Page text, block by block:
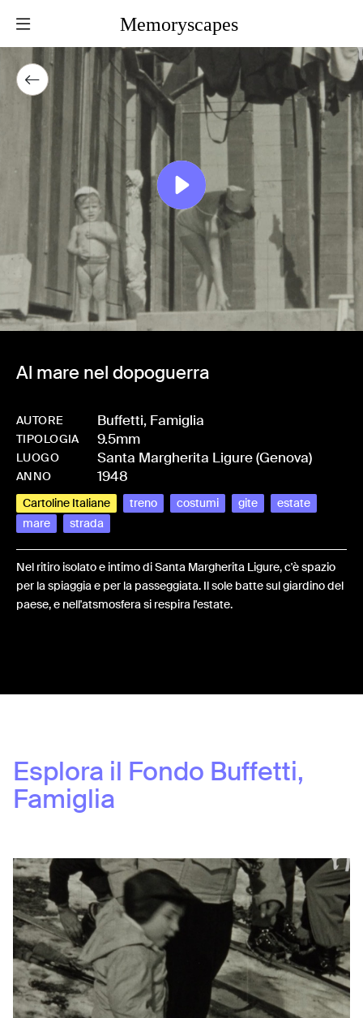
Memoryscapes
Al mare nel dopoguerra
AUTORE Buffetti, Famiglia
TIPOLOGIA 9.5mm
LUOGO Santa Margherita Ligure (Genova)
ANNO 1948
Cartoline Italiane treno costumi gite
estate
mare
strada
Nel ritiro isolato e intimo di Santa Margherita Ligure, c'è spazio
per la spiaggia e per la passeggiata. Il sole batte sul giardino del
paese, e nell'atsmosfera si respira l'estate.
Esplora il Fondo Buffetti,
Famiglia